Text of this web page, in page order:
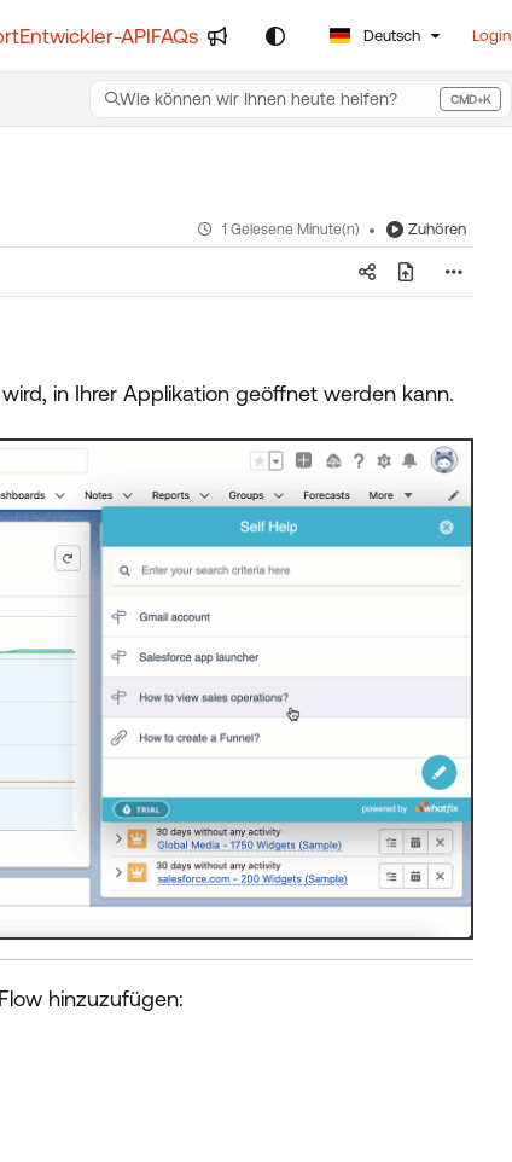
Entwickler-APIFAQs Deutsch Login
Wie können wir Ihnen heute helfen? CMD+K
Press CMD+K to open search
1 Gelesene Minute(n) Zuhören
in Ihrer Applikation geöffnet werden kann.
hinzuzufügen: